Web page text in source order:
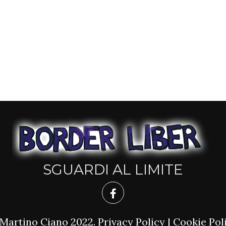
SGUARDI AL LIMITE
Ciano 2022. Privacy Policy | Cookie